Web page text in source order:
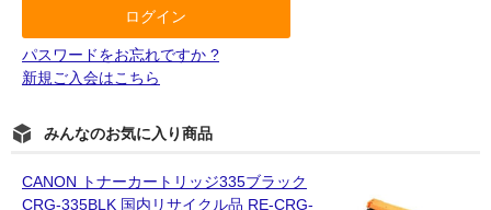
パスワードをお忘れですか ?
新規ご入会はこちら
みんなのお気に入り商品
CANON トナーカートリッジ335ブラック
CRG-335BLK 国内リサイクル品 RE-CRG-